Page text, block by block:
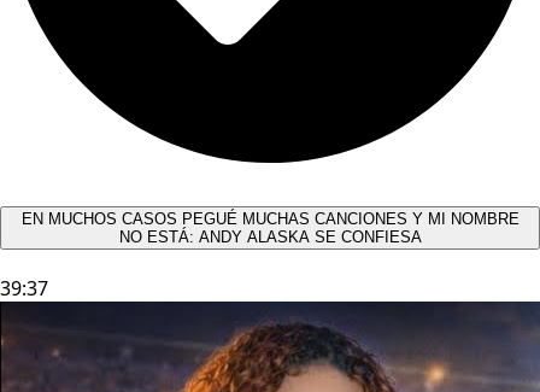
EN MUCHOS CASOS PEGUÉ MUCHAS CANCIONES Y MI NOMBRE
NO ESTÁ: ANDY ALASKA SE CONFIESA​
39:37